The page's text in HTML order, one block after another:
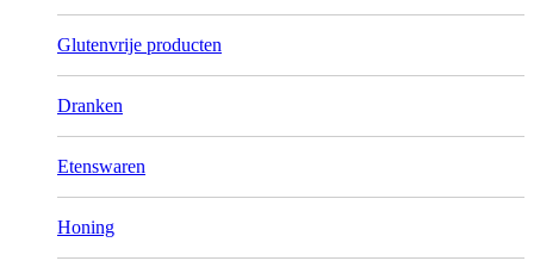
Glutenvrije producten
Dranken
Etenswaren
Honing